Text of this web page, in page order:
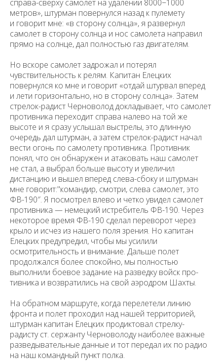
справа-сверху самолет на удалении 8000−1000
метров», штурман повернулся назад к пулемету
и говорит мне: «в сторону солнца», я развернул
самолет в сто­рону солнца и нос самолета направил
прямо на солнце, дал полностью газ двигателям.
Но вскоре самолет задрожал и потерял
чувствительность к релям. Капитан Елецких
повернулся ко мне и говорит «отдай штурвал вперед
и ле­ти горизонтально, но в сторону солнца». Затем
стрелок-радист Черноволод докладывает, что самолет
противника переходит справа налево на той же
высоте и я сразу услышал выстрелы, это длинную
очередь дал штурман, а затем стрелок-радист начал
вести огонь по самолету противника. Противник
понял, что он обнаружен и атаковать наш самолет
не стал, а выбрал больше высоту и увеличил
дистанцию и вышел вперед слева-сбо­ку и штурман
мне говорит:"командир, смотри, слева самолет, это
ФВ-190″. Я посмотрел влево и четко увидел самолет
противника — немецкий истреби­тель ФВ-190. Через
некоторое время ФВ-190 сделал переворот через
крыло и исчез из нашего поля зрения. Но капитан
Елецких предупредил, чтобы мы усилили
осмотрительность и внимание. Дальше полет
продолжался более спокойно, мы полностью
выполнили боевое задание на разведку войск про­
тивника и возвратились на свой аэродром Шахты.
На обратном маршруте, когда перелетели линию
фронта и полет проходил над нашей территорией,
штурман капитан Елецких продикто­вал стрелку-
радисту ст. сержанту Черноволоду наиболее важные
разведывательные данные и тот передал их по радио
на наш командный пункт полка.